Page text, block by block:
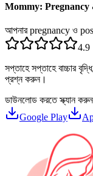
Mommy: Pregnancy
আপনার pregnancy ও
4.9
সপ্তাহে সপ্তাহে বাচ্চার
প্রশ্ন করুন।
ডাউনলোড করতে স্ক্যান করুন
Google Play